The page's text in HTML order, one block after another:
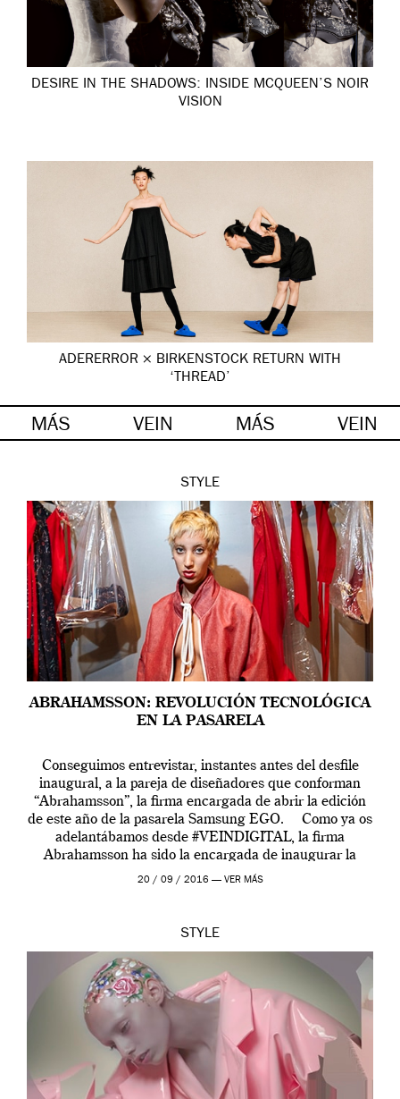
DESIRE IN THE SHADOWS: INSIDE MCQUEEN’S NOIR
VISION
ADERERROR × BIRKENSTOCK RETURN WITH
‘THREAD’
MÁS VEIN MÁS VEIN
STYLE
ABRAHAMSSON: REVOLUCIÓN TECNOLÓGICA
EN LA PASARELA
Conseguimos entrevistar, instantes antes del desfile
inaugural, a la pareja de diseñadores que conforman
“Abrahamsson”, la firma encargada de abrir la edición
de este año de la pasarela Samsung EGO. Como ya os
adelantábamos desde #VEINDIGITAL, la firma
Abrahamsson ha sido la encargada de inaugurar la
edición de este año de EGO, la […]
20 / 09 / 2016 — VER MÁS
STYLE